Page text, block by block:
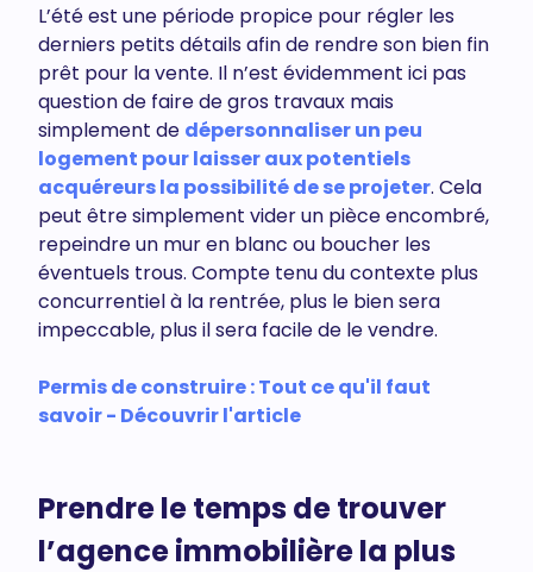
L’été est une période propice pour régler les
derniers petits détails afin de rendre son bien fin
prêt pour la vente. Il n’est évidemment ici pas
question de faire de gros travaux mais
simplement de dépersonnaliser un peu
logement pour laisser aux potentiels
acquéreurs la possibilité de se projeter. Cela
peut être simplement vider un pièce encombré,
repeindre un mur en blanc ou boucher les
éventuels trous. Compte tenu du contexte plus
concurrentiel à la rentrée, plus le bien sera
impeccable, plus il sera facile de le vendre.
Permis de construire : Tout ce qu'il faut
savoir - Découvrir l'article
Prendre le temps de trouver
l’agence immobilière la plus